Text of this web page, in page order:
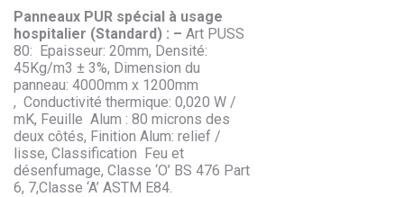
Panneaux PUR spécial à usage
hospitalier (Standard) : – Art PUSS
80: Epaisseur: 20mm, Densité:
45Kg/m3 ± 3%, Dimension du
panneau: 4000mm x 1200mm
, Conductivité thermique: 0,020 W /
mK, Feuille Alum : 80 microns des
deux côtés, Finition Alum: relief /
lisse, Classification Feu et
désenfumage, Classe ‘O’ BS 476 Part
6, 7,Classe ‘A’ ASTM E84.